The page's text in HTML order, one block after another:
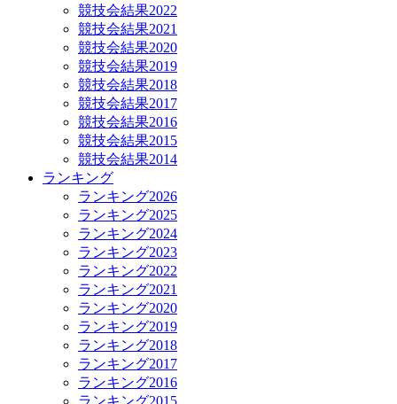
競技会結果2022
競技会結果2021
競技会結果2020
競技会結果2019
競技会結果2018
競技会結果2017
競技会結果2016
競技会結果2015
競技会結果2014
ランキング
ランキング2026
ランキング2025
ランキング2024
ランキング2023
ランキング2022
ランキング2021
ランキング2020
ランキング2019
ランキング2018
ランキング2017
ランキング2016
ランキング2015